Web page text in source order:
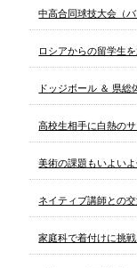
中高合同球技大会（バ
ロシアからの留学生
ドッジボール ＆ 県総
高校生相手に白熱のサ
美術の課題もいよいよ
ネイティブ講師との
家庭科で着付けに挑戦